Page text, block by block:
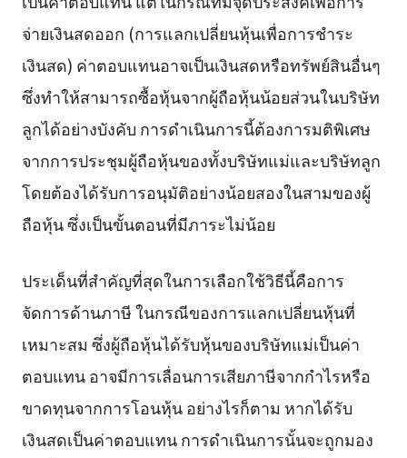
จ่ายเงินสดออก (การแลกเปลี่ยนหุ้นเพื่อการชำระ
เงินสด) ค่าตอบแทนอาจเป็นเงินสดหรือทรัพย์สินอื่นๆ
ซึ่งทำให้สามารถซื้อหุ้นจากผู้ถือหุ้นน้อยส่วนในบริษัท
ลูกได้อย่างบังคับ การดำเนินการนี้ต้องการมติพิเศษ
จากการประชุมผู้ถือหุ้นของทั้งบริษัทแม่และบริษัทลูก
โดยต้องได้รับการอนุมัติอย่างน้อยสองในสามของผู้
ถือหุ้น ซึ่งเป็นขั้นตอนที่มีภาระไม่น้อย
ประเด็นที่สำคัญที่สุดในการเลือกใช้วิธีนี้คือการ
จัดการด้านภาษี ในกรณีของการแลกเปลี่ยนหุ้นที่
เหมาะสม ซึ่งผู้ถือหุ้นได้รับหุ้นของบริษัทแม่เป็นค่า
ตอบแทน อาจมีการเลื่อนการเสียภาษีจากกำไรหรือ
ขาดทุนจากการโอนหุ้น อย่างไรก็ตาม หากได้รับ
เงินสดเป็นค่าตอบแทน การดำเนินการนั้นจะถูกมอง